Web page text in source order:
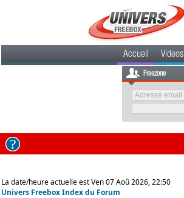
Accueil Videos
Freezone
La date/heure actuelle est Ven 07 Aoû 2026, 22:50
Univers Freebox Index du Forum